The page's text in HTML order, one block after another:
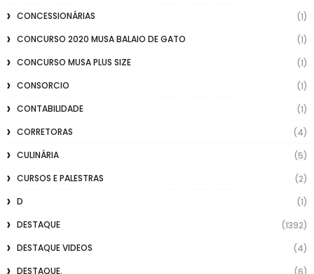
CONCESSIONÁRIAS
(1)
CONCURSO 2020 MUSA BALAIO DE GATO
(1)
CONCURSO MUSA PLUS SIZE
(1)
CONSORCIO
(1)
CONTABILIDADE
(1)
CORRETORAS
(4)
CULINÁRIA
(5)
CURSOS E PALESTRAS
(2)
D
(1)
DESTAQUE
(1392)
DESTAQUE VIDEOS
(4)
DESTAQUE.
(6)